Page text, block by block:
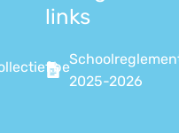
links
2025-2026